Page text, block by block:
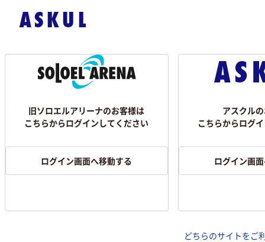
旧ソロエルアリーナのお客様は
こちらからログインしてください
ログイン画面へ移動する
アスクル
こちらからログ
ログイン画
どちらのサイトをご